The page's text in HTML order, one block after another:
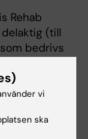
Rehab
(till
bedrivs
för
för att
med
vi
ska